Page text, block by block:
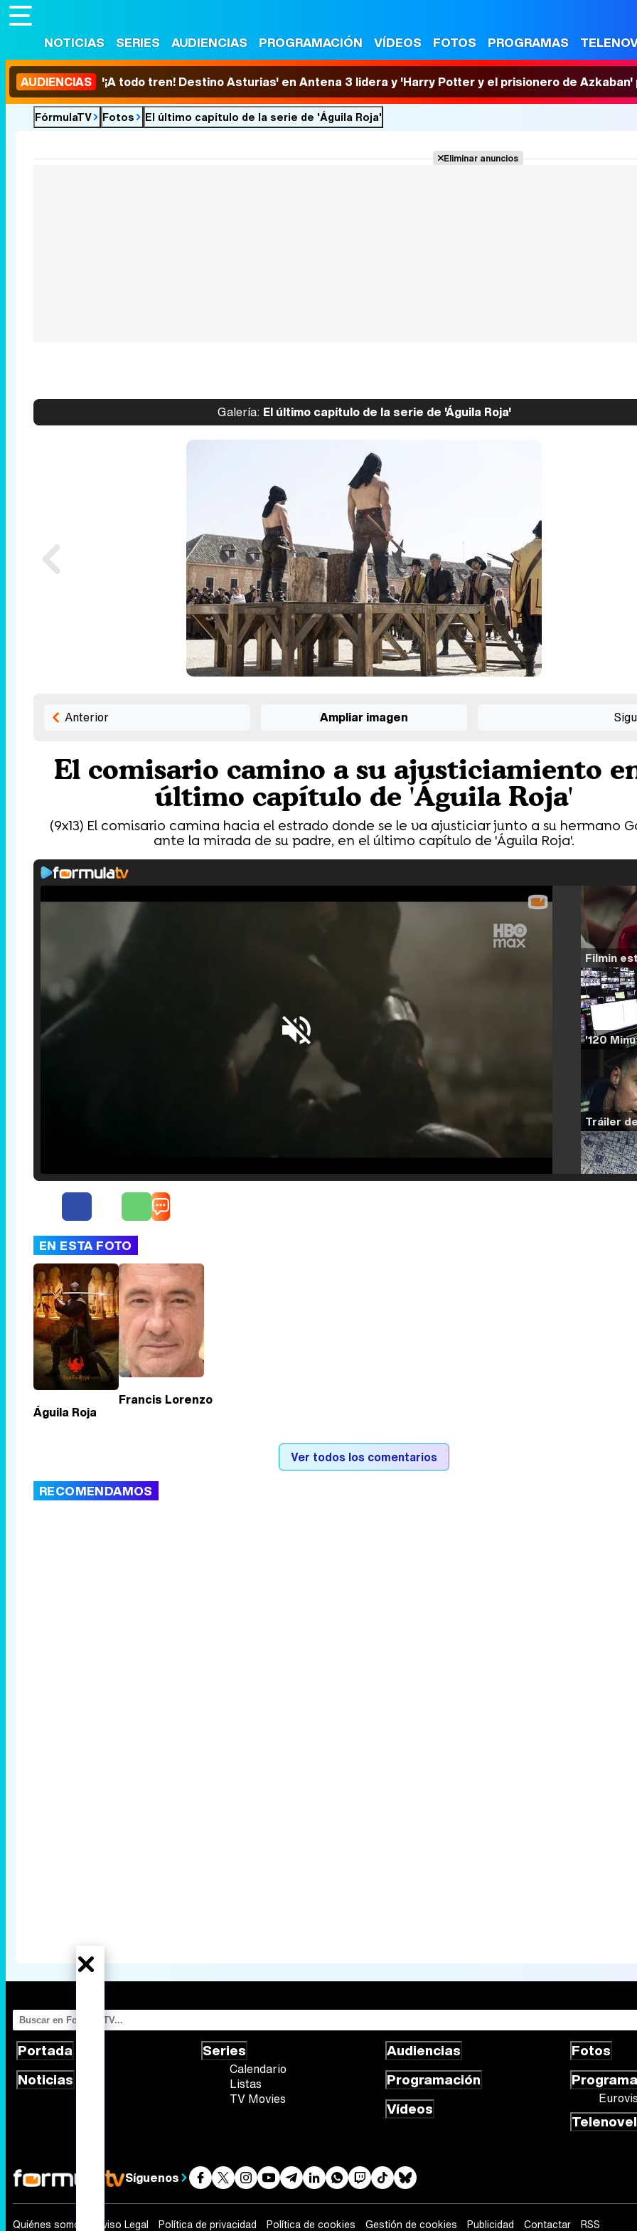
NOTICIAS SERIES AUDIENCIAS PROGRAMACIÓN VÍDEOS FOTOS PROGRAMAS
AUDIENCIAS '¡A todo tren! Destino Asturias' en Antena 3 lidera y 'Harry Potter y el prisionero de
FórmulaTV Fotos El último capítulo de la serie de 'Águila Roja'
Eliminar anuncios
Galería: El último capítulo de la serie de 'Águila Roja'
Anterior Ampliar imagen
El comisario camino a su ajusticiamiento
último capítulo de 'Águila Roja'
(9x13) El comisario camina hacia el estrado donde se le va ajusticiar junto a su hermano
ante la mirada de su padre, en el último capítulo de 'Águila Roja'.
EN ESTA FOTO
Águila Roja
Francis Lorenzo
Ver todos los comentarios
RECOMENDAMOS
Portada
Noticias
Series
Calendario
Listas
TV Movies
Audiencias
Programación
Vídeos
Fotos
Síguenos
Quiénes somos Aviso Legal Política de privacidad Política de cookies Gestión de cookies Publicidad Contactar RSS